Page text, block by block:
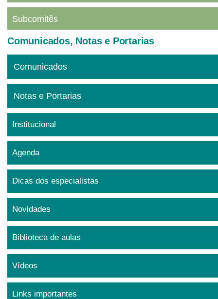
Subcomitês
Comunicados, Notas e Portarias
Comunicados
Notas e Portarias
Institucional
Agenda
Dicas dos especialistas
Novidades
Biblioteca de aulas
Vídeos
Links importantes